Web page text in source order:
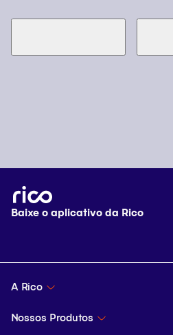
Baixe o aplicativo da Rico
A Rico
A Rico
Nossos Produtos